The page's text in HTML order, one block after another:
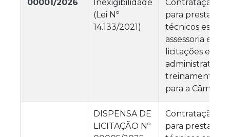
00001/2026
Inexigibilidade
(Lei Nº
14.133/2021)
Contratação
para prestação
técnicos
assessoria e
licitações e
treinamento de
para a Câmara
DISPENSA DE
LICITAÇÃO Nº
Contratação
para prestação